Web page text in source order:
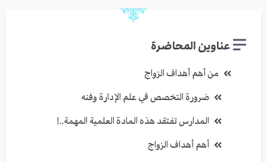
عناوين المحاضرة
من أهم أهداف الزواج
ضرورة التخصص في علم الإدارة وفنه
المدارس تفتقد هذه المادة العلمية المهمة..!
أهم أهداف الزواج